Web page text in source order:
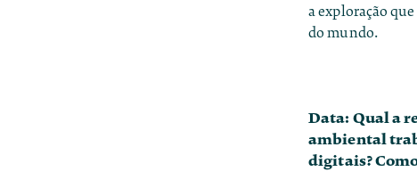
a exploração
do mundo.
Data: Qual a
ambiental
digitais?